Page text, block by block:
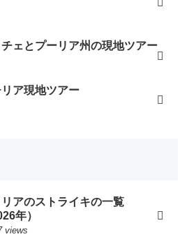
チェとプーリア州の現地ツアー
ア現地ツアー
アのストライキの一覧
年）
views